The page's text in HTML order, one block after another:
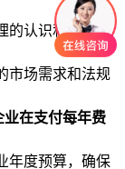
认识和参与
场需求和法规
在支付每年费
度预算，确保